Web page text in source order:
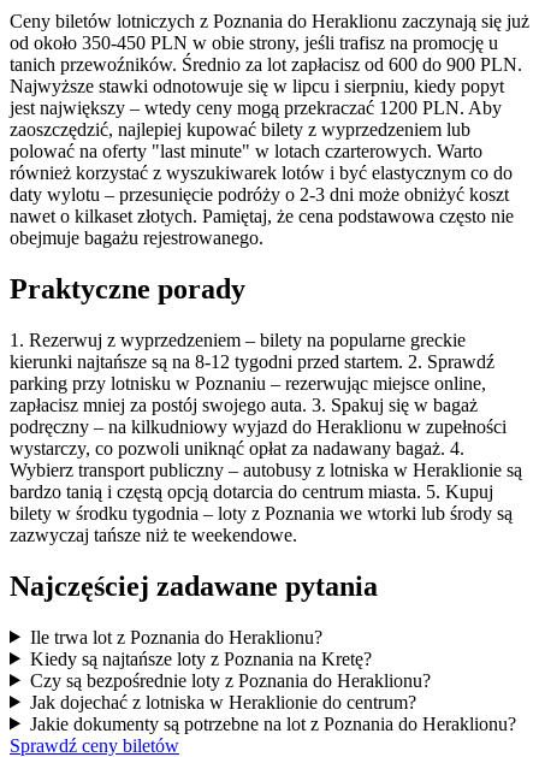
Ceny biletów lotniczych z Poznania do Heraklionu zaczynają się już
od około 350-450 PLN w obie strony, jeśli trafisz na promocję u
tanich przewoźników. Średnio za lot zapłacisz od 600 do 900 PLN.
Najwyższe stawki odnotowuje się w lipcu i sierpniu, kiedy popyt
jest największy – wtedy ceny mogą przekraczać 1200 PLN. Aby
zaoszczędzić, najlepiej kupować bilety z wyprzedzeniem lub
polować na oferty "last minute" w lotach czarterowych. Warto
również korzystać z wyszukiwarek lotów i być elastycznym co do
daty wylotu – przesunięcie podróży o 2-3 dni może obniżyć koszt
nawet o kilkaset złotych. Pamiętaj, że cena podstawowa często nie
obejmuje bagażu rejestrowanego.
Praktyczne porady
1. Rezerwuj z wyprzedzeniem – bilety na popularne greckie
kierunki najtańsze są na 8-12 tygodni przed startem. 2. Sprawdź
parking przy lotnisku w Poznaniu – rezerwując miejsce online,
zapłacisz mniej za postój swojego auta. 3. Spakuj się w bagaż
podręczny – na kilkudniowy wyjazd do Heraklionu w zupełności
wystarczy, co pozwoli uniknąć opłat za nadawany bagaż. 4.
Wybierz transport publiczny – autobusy z lotniska w Heraklionie są
bardzo tanią i częstą opcją dotarcia do centrum miasta. 5. Kupuj
bilety w środku tygodnia – loty z Poznania we wtorki lub środy są
zazwyczaj tańsze niż te weekendowe.
Najczęściej zadawane pytania
Ile trwa lot z Poznania do Heraklionu?
Kiedy są najtańsze loty z Poznania na Kretę?
Czy są bezpośrednie loty z Poznania do Heraklionu?
Jak dojechać z lotniska w Heraklionie do centrum?
Jakie dokumenty są potrzebne na lot z Poznania do Heraklionu?
Sprawdź ceny biletów